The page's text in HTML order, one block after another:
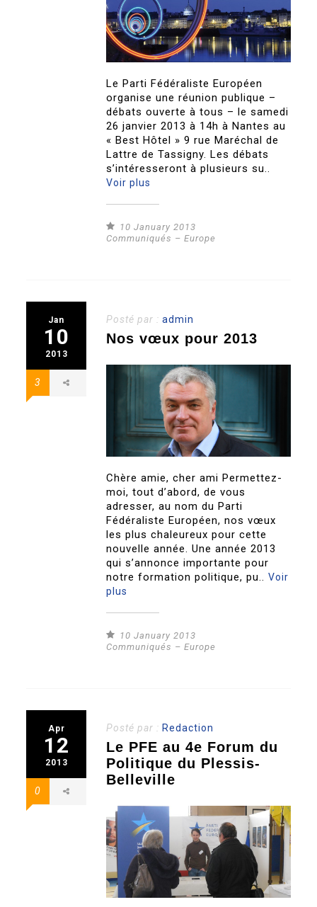
Le Parti Fédéraliste Européen
organise une réunion publique –
débats ouverte à tous – le samedi
26 janvier 2013 à 14h à Nantes au
« Best Hôtel » 9 rue Maréchal de
Lattre de Tassigny. Les débats
s’intéresseront à plusieurs su..
Voir plus
10 January 2013
Communiqués – Europe
Jan
10
2013
3
Posté par :admin
Nos vœux pour 2013
Chère amie, cher ami Permettez-
moi, tout d’abord, de vous
adresser, au nom du Parti
Fédéraliste Européen, nos vœux
les plus chaleureux pour cette
nouvelle année. Une année 2013
qui s’annonce importante pour
notre formation politique, pu..Voir
plus
10 January 2013
Communiqués – Europe
Apr
12
2013
0
Posté par : Redaction
Le PFE au 4e Forum du
Politique du Plessis-
Belleville